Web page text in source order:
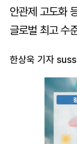
안관제 고도화
글로벌 최고 수
한상욱 기자